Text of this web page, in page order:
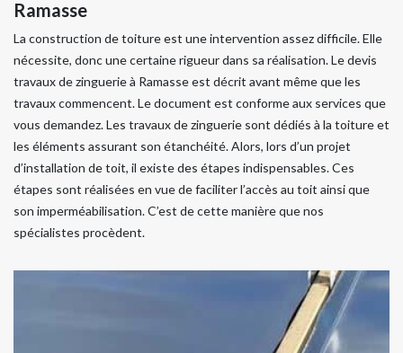
Ramasse
La construction de toiture est une intervention assez difficile. Elle
nécessite, donc une certaine rigueur dans sa réalisation. Le devis
travaux de zinguerie à Ramasse est décrit avant même que les
travaux commencent. Le document est conforme aux services que
vous demandez. Les travaux de zinguerie sont dédiés à la toiture et
les éléments assurant son étanchéité. Alors, lors d’un projet
d’installation de toit, il existe des étapes indispensables. Ces
étapes sont réalisées en vue de faciliter l’accès au toit ainsi que
son imperméabilisation. C’est de cette manière que nos
spécialistes procèdent.